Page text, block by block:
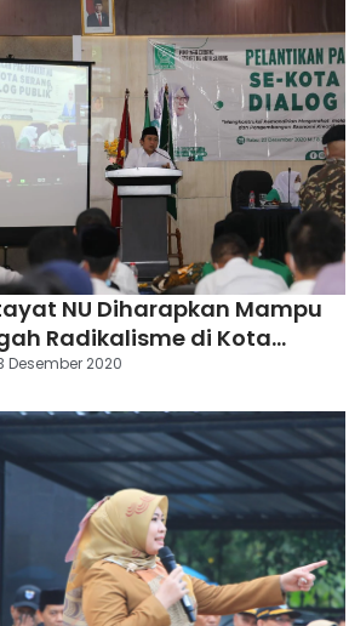
NU Diharapkan Mampu
Radikalisme di Kota
Desember 2020